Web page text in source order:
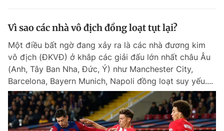
Vì sao các nhà vô địch đồng loạt tụt lại?
Một điều bất ngờ đang xảy ra là các nhà đương kim
vô địch (ĐKVĐ) ở khắp các giải đấu lớn nhất châu Âu
(Anh, Tây Ban Nha, Đức, Ý) như Manchester City,
Barcelona, Bayern Munich, Napoli đồng loạt suy yếu....